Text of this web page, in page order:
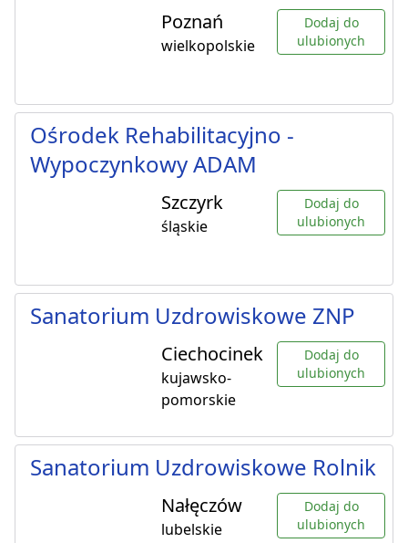
Poznań
wielkopolskie
Dodaj do
ulubionych
Ośrodek Rehabilitacyjno -
Wypoczynkowy ADAM
Szczyrk
śląskie
Dodaj do
ulubionych
Sanatorium Uzdrowiskowe ZNP
Ciechocinek
kujawsko-
pomorskie
Dodaj do
ulubionych
Sanatorium Uzdrowiskowe Rolnik
Nałęczów
lubelskie
Dodaj do
ulubionych